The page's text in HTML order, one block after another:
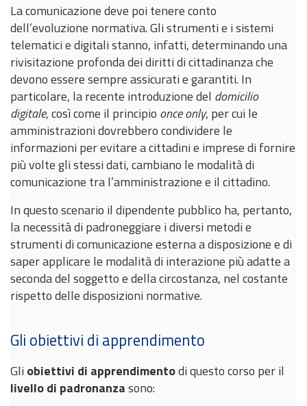
La comunicazione deve poi tenere conto
dell’evoluzione normativa. Gli strumenti e i sistemi
telematici e digitali stanno, infatti, determinando una
rivisitazione profonda dei diritti di cittadinanza che
devono essere sempre assicurati e garantiti. In
particolare, la recente introduzione del domicilio
digitale, così come il principio once only, per cui le
amministrazioni dovrebbero condividere le
informazioni per evitare a cittadini e imprese di fornire
più volte gli stessi dati, cambiano le modalità di
comunicazione tra l’amministrazione e il cittadino.
In questo scenario il dipendente pubblico ha, pertanto,
la necessità di padroneggiare i diversi metodi e
strumenti di comunicazione esterna a disposizione e di
saper applicare le modalità di interazione più adatte a
seconda del soggetto e della circostanza, nel costante
rispetto delle disposizioni normative.
Gli obiettivi di apprendimento
Gli obiettivi di apprendimentodi questo corso per il
livello di padronanzasono: